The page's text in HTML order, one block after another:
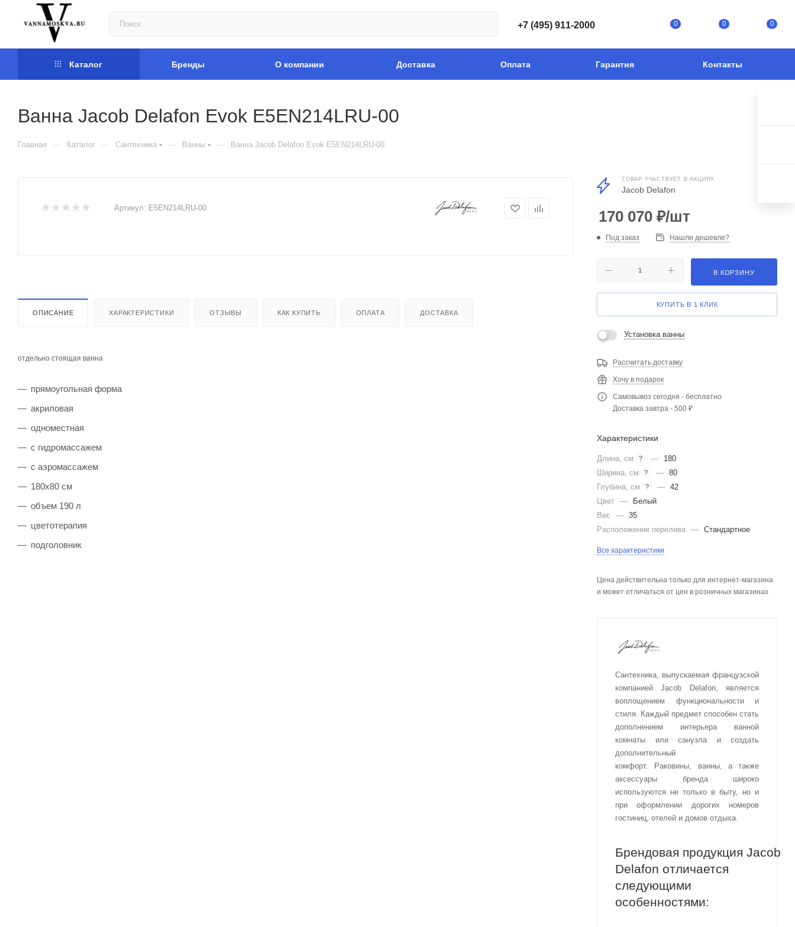
+7 (495) 911-2000 0 0 0
Каталог Бренды О компании Доставка Оплата Гарантия Контакты
Ванна Jacob Delafon Evok E5EN214LRU-00
Главная — Каталог — Сантехника — Ванны — Ванна Jacob Delafon Evok E5EN214LRU-00
Артикул: E5EN214LRU-00
ОПИСАНИЕ ХАРАКТЕРИСТИКИ ОТЗЫВЫ КАК КУПИТЬ ОПЛАТА ДОСТАВКА
отдельно стоящая ванна
прямоугольная форма
акриловая
одноместная
с гидромассажем
с аэромассажем
180х80 см
объем 190 л
цветотерапия
подголовник
ТОВАР УЧАСТВУЕТ В АКЦИЯХ
Jacob Delafon
170 070 ₽/шт
Под заказ Нашли дешевле?
В КОРЗИНУ
КУПИТЬ В 1 КЛИК
Установка ванны
Рассчитать доставку
Хочу в подарок
Самовывоз сегодня - бесплатно
Доставка завтра - 500 ₽
Характеристики
Длина, см ? —
180
Ширина, см
? — 80
Глубина, см
? — 42
Цвет —
Белый
Вес
— 35
Расположение перелива — Стандартное
Все характеристики
Цена действительна только для интернет-магазина
и может отличаться от цен в розничных магазинах
Сантехника, выпускаемая французской
компанией Jacob Delafon, является
воплощением функциональности и
стиля. Каждый предмет способен стать
дополнением интерьера ванной
комнаты или санузла и создать
дополнительный
комфорт. Раковины, ванны, а также
аксессуары бренда широко
используются не только в быту, но и
при оформлении дорогих номеров
гостиниц, отелей и домов отдыха.
Брендовая продукция Jacob
Delafon отличается
следующими
особенностями: